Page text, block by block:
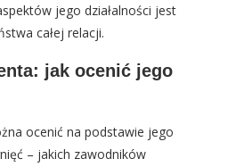
jego działalności jest
całej relacji.
jak ocenić jego
ocenić na podstawie jego
– jakich zawodników